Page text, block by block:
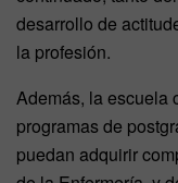
desarrollo de
la profesión.
Además, la escuela
programas de
puedan adquirir